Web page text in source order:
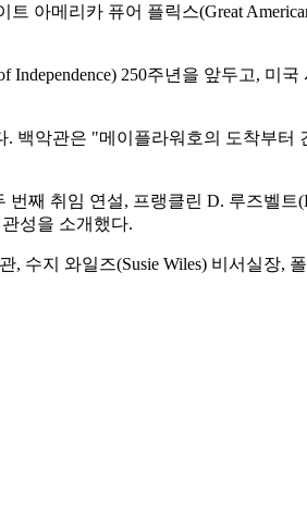
아메리카 퓨어 플릭스(Great
Independence) 250주년을 앞두고,
백악관은 "메이플라워호의 도착부
째 취임 연설, 프랭클린 D. 루즈벨
성을 소개했다.
수지 와일즈(Susie Wiles) 비서실장,